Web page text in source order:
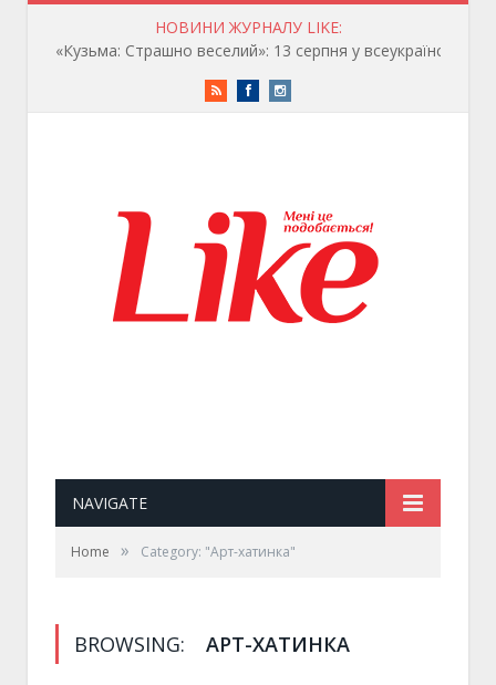
НОВИНИ ЖУРНАЛУ LIKE:
RSS FacebookInstagram
NAVIGATE
Home » Category: "Арт-хатинка"
BROWSING: АРТ-ХАТИНКА